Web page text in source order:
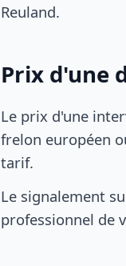
Reuland.
Prix d'une
Le prix d'une
frelon européen
tarif.
Le signalement
professionnel de